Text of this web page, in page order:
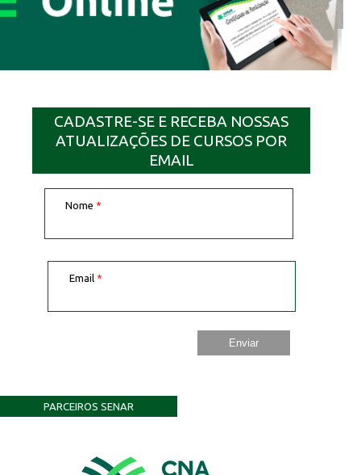
CADASTRE-SE E RECEBA NOSSAS
ATUALIZAÇÕES DE CURSOS POR
EMAIL
Nome *
Email *
PARCEIROS SENAR